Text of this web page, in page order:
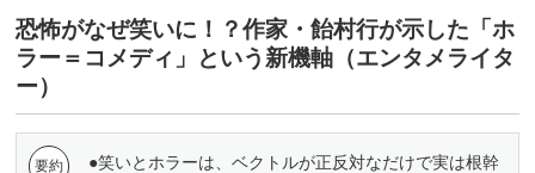
恐怖がなぜ笑いに！？作家・飴村行が示した「ホ
ラー＝コメディ」という新機軸（エンタメライタ
ー）
●笑いとホラーは、ベクトルが正反対なだけで実は根幹